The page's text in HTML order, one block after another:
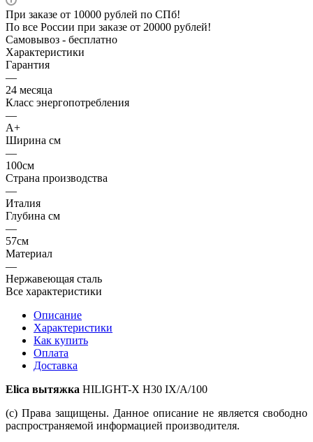
При заказе от 10000 рублей по СПб!
По все России при заказе от 20000 рублей!
Самовывоз - бесплатно
Характеристики
Гарантия
—
24 месяца
Класс энергопотребления
—
A+
Ширина см
—
100см
Страна производства
—
Италия
Глубина см
—
57см
Материал
—
Нержавеющая сталь
Все характеристики
Описание
Характеристики
Как купить
Оплата
Доставка
Elica вытяжка HILIGHT-X H30 IX/A/100
(c) Права защищены. Данное описание не является свободно
распространяемой информацией производителя.